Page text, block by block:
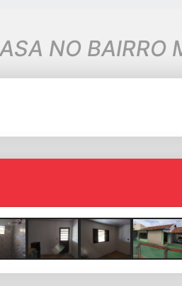
NO BAIRRO